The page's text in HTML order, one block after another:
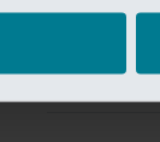
Van